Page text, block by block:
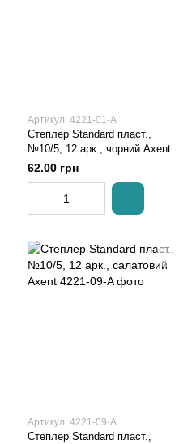
Артикул: 4221-01-A
Степлер Standard пласт.,
№10/5, 12 арк., чорний Axent
62.00 грн
Артикул: 4221-09-A
Степлер Standard пласт.,